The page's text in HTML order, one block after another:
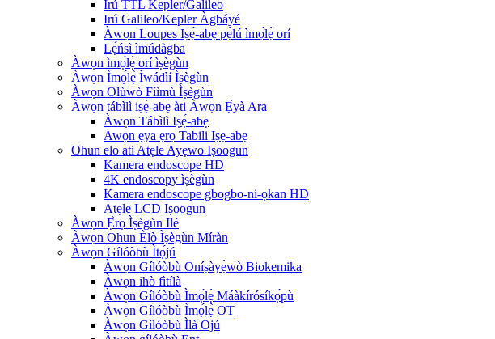
Irú TTL Kepler/Galileo
Irú Galileo/Kepler Àgbáyé
Àwọn Loupes Iṣẹ́-abẹ pẹ̀lú ìmọ́lẹ̀ orí
Lẹ́ńsì ìmúdàgba
Àwọn ìmọ́lẹ̀ orí ìṣègùn
Àwọn Ìmọ́lẹ̀ Ìwádìí Ìṣègùn
Àwọn Olùwò Fíìmù Ìṣègùn
Àwọn tábìlì iṣẹ́-abẹ àti Àwọn Ẹ̀yà Ara
Àwọn Tábìlì Iṣẹ́-abẹ
Awọn ẹya ẹrọ Tabili Iṣẹ-abẹ
Ohun elo ati Atẹle Ayẹwo Iṣoogun
Kamera endoscope HD
4K endoscopy ìṣègùn
Kamera endoscope gbogbo-ni-ọkan HD
Atẹle LCD Iṣoogun
Àwọn Ẹ̀rọ Ìṣègùn Ilé
Àwọn Ohun Èlò Ìṣègùn Míràn
Àwọn Gílóòbù Ìtọ́jú
Àwọn Gílóòbù Oníṣàyẹ̀wò Biokemika
Àwọn ihò fìtílà
Àwọn Gílóòbù Ìmọ́lẹ̀ Máàkírósíkọ́pù
Àwọn Gílóòbù Ìmọ́lẹ̀ OT
Àwọn Gílóòbù Ìlà Ojú